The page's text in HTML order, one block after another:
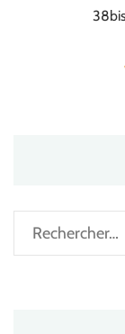
Rechercher :